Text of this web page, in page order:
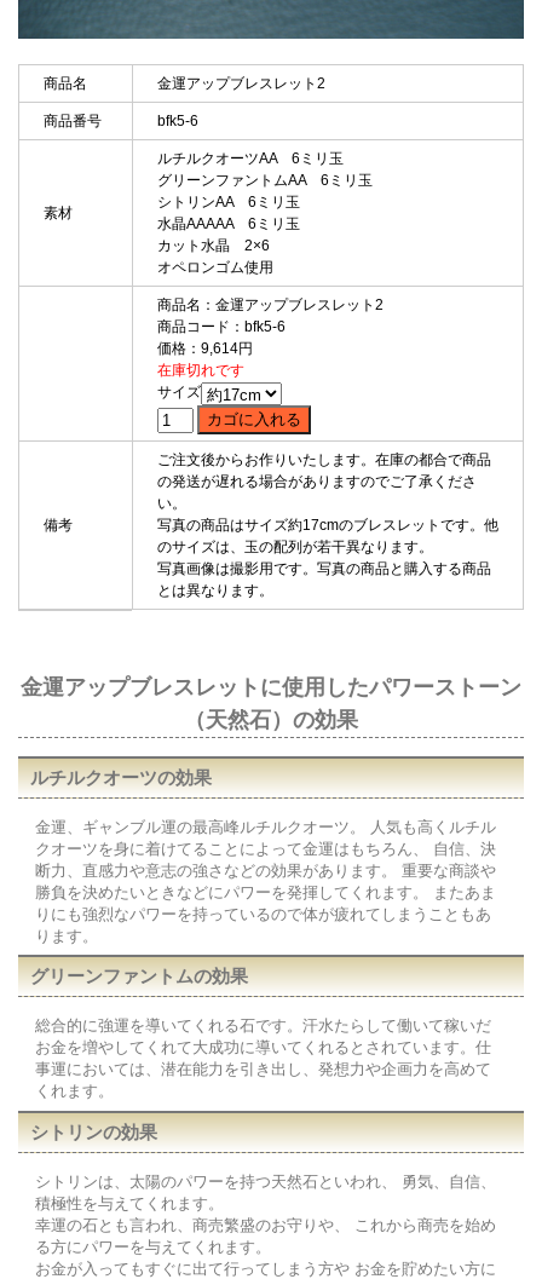
商品名 金運アップブレスレット2
商品番号 bfk5-6
素材
ルチルクオーツAA 6ミリ玉
グリーンファントムAA 6ミリ玉
シトリンAA 6ミリ玉
水晶AAAAA 6ミリ玉
カット水晶 2×6
オペロンゴム使用
商品名：金運アップブレスレット2
商品コード：bfk5-6
価格：9,614円
在庫切れです
サイズ
備考
ご注文後からお作りいたします。在庫の都合で商品
の発送が遅れる場合がありますのでご了承くださ
い。
写真の商品はサイズ約17cmのブレスレットです。他
のサイズは、玉の配列が若干異なります。
写真画像は撮影用です。写真の商品と購入する商品
とは異なります。
金運アップブレスレットに使用したパワーストーン
（天然石）の効果
ルチルクオーツの効果
金運、ギャンブル運の最高峰ルチルクオーツ。 人気も高くルチル
クオーツを身に着けてることによって金運はもちろん、 自信、決
断力、直感力や意志の強さなどの効果があります。 重要な商談や
勝負を決めたいときなどにパワーを発揮してくれます。 またあま
りにも強烈なパワーを持っているので体が疲れてしまうこともあ
ります。
グリーンファントムの効果
総合的に強運を導いてくれる石です。汗水たらして働いて稼いだ
お金を増やしてくれて大成功に導いてくれるとされています。仕
事運においては、潜在能力を引き出し、発想力や企画力を高めて
くれます。
シトリンの効果
シトリンは、太陽のパワーを持つ天然石といわれ、 勇気、自信、
積極性を与えてくれます。
幸運の石とも言われ、商売繁盛のお守りや、 これから商売を始め
る方にパワーを与えてくれます。
お金が入ってもすぐに出て行ってしまう方や お金を貯めたい方に